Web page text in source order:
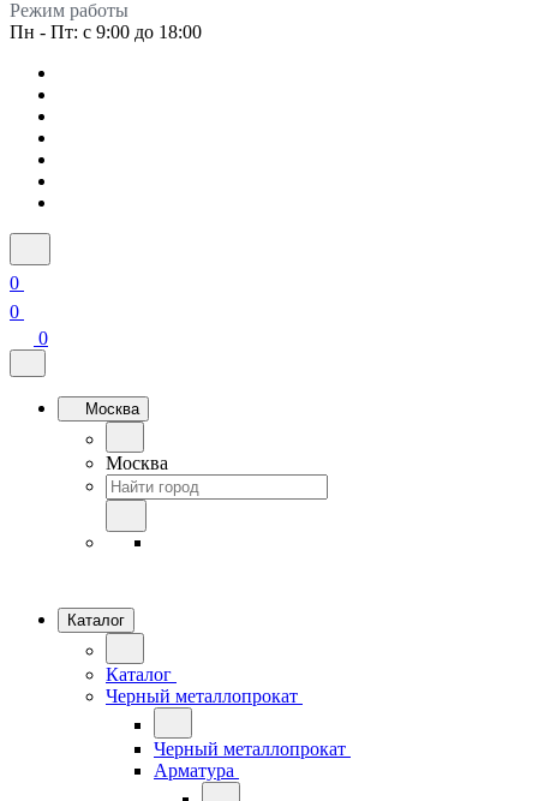
Режим работы
Пн - Пт: с 9:00 до 18:00
0
0
0
Москва
Москва
Каталог
Каталог
Черный металлопрокат
Черный металлопрокат
Арматура